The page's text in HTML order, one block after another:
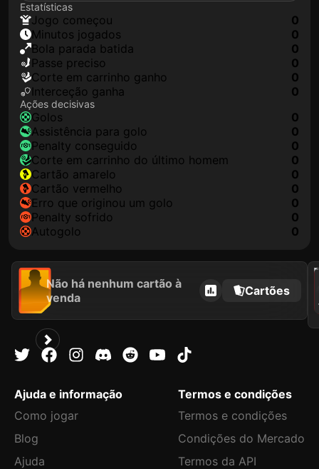
Estatísticas
jogo começou
0
minutos jogados
0
Bola parada batida
0
passe preciso
0
corte em carrinho ganho
0
interceção ganha
0
Ações decisivas
golos
0
assistência para golo
0
penalty conseguido
0
corte em carrinho do último homem
0
cartão amarelo
0
cartão vermelho
0
erro que originou um golo
0
penalty sofrido
0
autogolo
0
Não há nenhum cartão à
venda
Cartões
2024
Ajuda e informação
Como jogar
Blog
Ajuda
Termos e condições
Termos e condições
Condições do Mercado
Termos da API